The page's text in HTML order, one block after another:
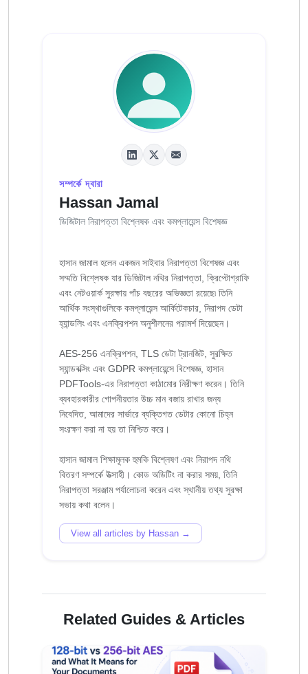
সম্পর্কে দ্বারা
Hassan Jamal
ডিজিটাল নিরাপত্তা বিশ্লেষক এবং কমপ্লায়েন্স বিশেষজ্ঞ
হাসান জামাল হলেন একজন সাইবার নিরাপত্তা বিশেষজ্ঞ এবং
সম্মতি বিশ্লেষক যার ডিজিটাল নথির নিরাপত্তা, ক্রিপ্টোগ্রাফি
এবং নেটওয়ার্ক সুরক্ষায় পাঁচ বছরের অভিজ্ঞতা রয়েছে৷ তিনি
আর্থিক সংস্থাগুলিকে কমপ্লায়েন্স আর্কিটেকচার, নিরাপদ ডেটা
হ্যান্ডলিং এবং এনক্রিপশন অনুশীলনের পরামর্শ দিয়েছেন।
AES-256 এনক্রিপশন, TLS ডেটা ট্রানজিট, সুরক্ষিত
স্যান্ডবক্সিং এবং GDPR কমপ্লায়েন্সে বিশেষজ্ঞ, হাসান
PDFTools-এর নিরাপত্তা কাঠামোর নিরীক্ষণ করেন। তিনি
ব্যবহারকারীর গোপনীয়তার উচ্চ মান বজায় রাখার জন্য
নিবেদিত, আমাদের সার্ভারে ব্যক্তিগত ডেটার কোনো চিহ্ন
সংরক্ষণ করা না হয় তা নিশ্চিত করে।
হাসান জামাল শিক্ষামূলক হুমকি বিশ্লেষণ এবং নিরাপদ নথি
বিতরণ সম্পর্কে উত্সাহী। কোড অডিটিং না করার সময়, তিনি
নিরাপত্তা সরঞ্জাম পর্যালোচনা করেন এবং স্থানীয় তথ্য সুরক্ষা
View all articles by Hassan →
Related Guides & Articles